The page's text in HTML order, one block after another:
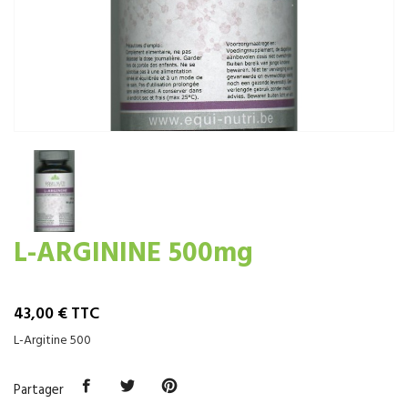
L-ARGININE 500mg
43,00 €TTC
L-Argitine 500
Partager